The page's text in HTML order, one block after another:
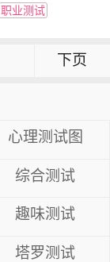
职业测试
下页
心理测试图
综合测试
趣味测试
塔罗测试